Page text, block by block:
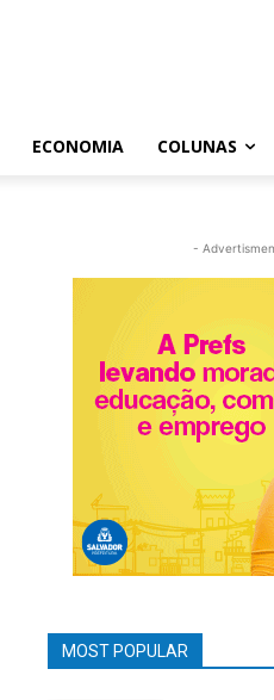
ECONOMIA COLUNAS
-
MOST POPULAR